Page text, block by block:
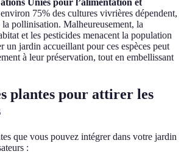
Unies pour l’alimentation et
75% des cultures vivrières dépendent,
pollinisation. Malheureusement, la
et les pesticides menacent la population
un jardin accueillant pour ces espèces peut
à leur préservation, tout en embellissant
plantes pour attirer les
que vous pouvez intégrer dans votre jardin
: